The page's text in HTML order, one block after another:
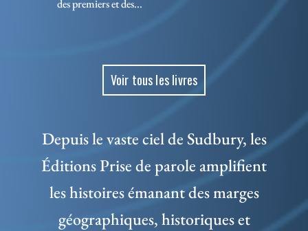
des premiers et des...
Voir tous les livres
Depuis le vaste ciel de Sudbury, les
Éditions Prise de parole amplifient
les histoires émanant des marges
géographiques, historiques et